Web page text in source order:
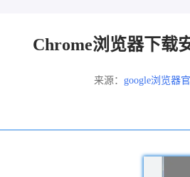
Chrome浏览器下载
来源： google浏览器